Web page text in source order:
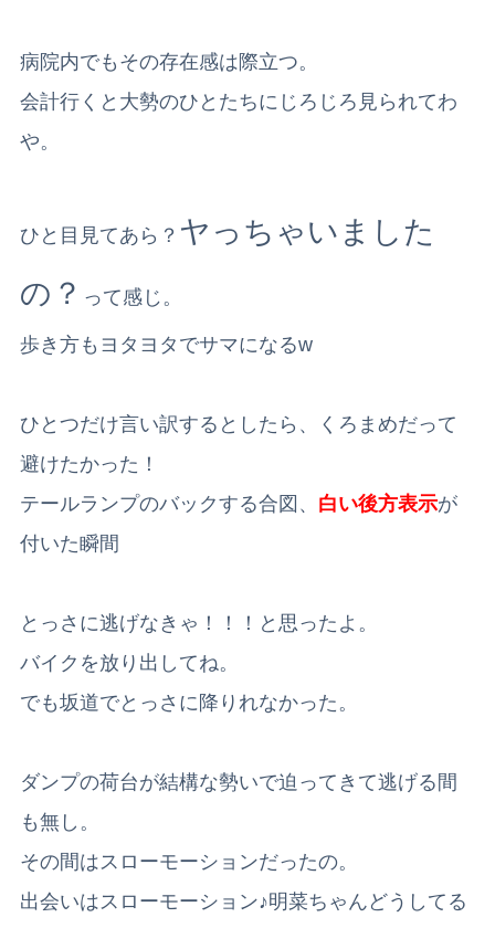
病院内でもその存在感は際立つ。
会計行くと大勢のひとたちにじろじろ見られてわ
や。
ひと目見てあら？ ヤっちゃいました
の？ って感じ。
歩き方もヨタヨタでサマになるw
ひとつだけ言い訳するとしたら、くろまめだって
避けたかった！
テールランプのバックする合図、 白い後方表示が
付いた瞬間
とっさに逃げなきゃ！！！と思ったよ。
バイクを放り出してね。
でも坂道でとっさに降りれなかった。
ダンプの荷台が結構な勢いで迫ってきて逃げる間
も無し。
その間はスローモーションだったの。
出会いはスローモーション♪明菜ちゃんどうしてる